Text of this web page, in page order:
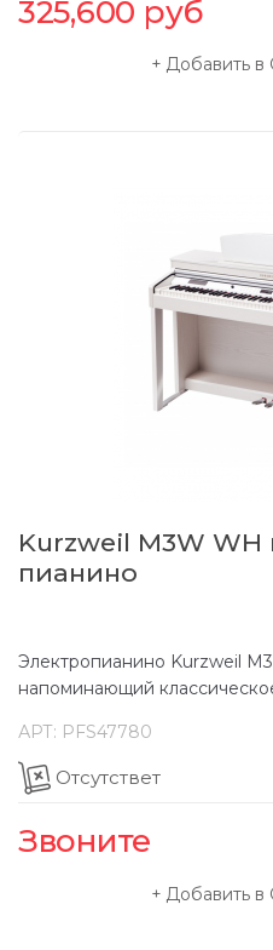
325,600 руб
Добавить в
Kurzweil M3W
пианино
Электропианино Kurzweil
напоминающий
АРТ: PFS47780
Отсутствет
Звоните
Добавить в